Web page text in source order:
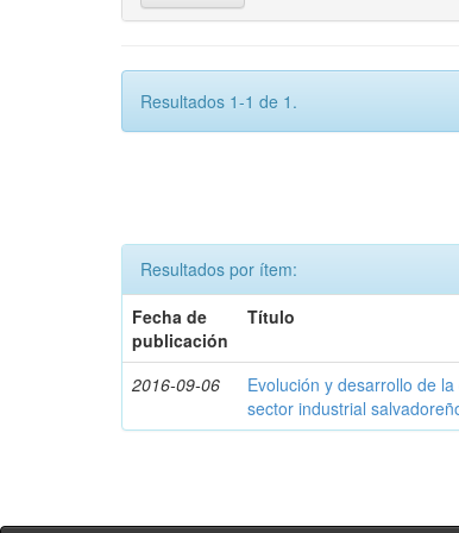
Resultados 1-1 de 1.
Resultados por ítem:
Fecha de
publicación
Título
2016-09-06
Evolución y desarrollo de
sector industrial